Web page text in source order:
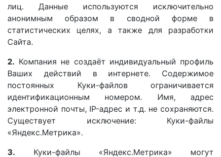
лиц. Данные используются исключительно
анонимным образом в сводной форме в
статистических целях, а также для разработки
Сайта.
2. Компания не создаёт индивидуальный профиль
Ваших действий в интернете. Содержимое
постоянных Куки-файлов ограничивается
идентификационным номером. Имя, адрес
электронной почты, IP-адрес и т.д. не сохраняются.
Существует исключение: Куки-файлы
«Яндекс.Метрика».
3. Куки-файлы «Яндекс.Метрика» могут